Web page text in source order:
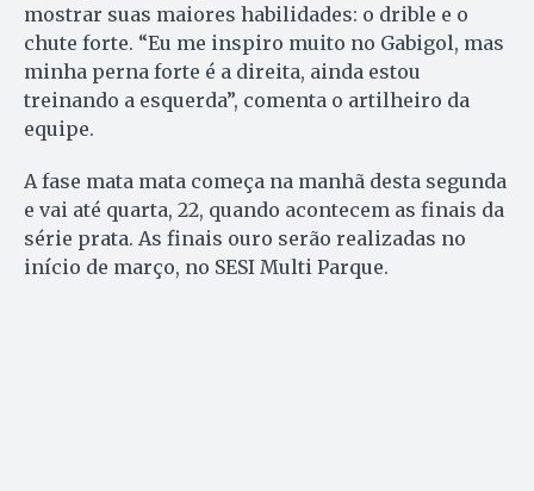
mostrar suas maiores habilidades: o drible e o
chute forte. “Eu me inspiro muito no Gabigol, mas
minha perna forte é a direita, ainda estou
treinando a esquerda”, comenta o artilheiro da
equipe.
A fase mata mata começa na manhã desta segunda
e vai até quarta, 22, quando acontecem as finais da
série prata. As finais ouro serão realizadas no
início de março, no SESI Multi Parque.